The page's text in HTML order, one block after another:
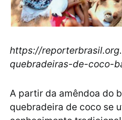
https://
quebradeiras-de-coco-
A partir da amêndoa do
quebradeira de coco se